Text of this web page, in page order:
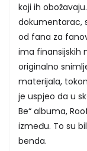
koji ih
dokumentarac,
od fana za
ima finansijskih
originalno
materijala,
je uspjeo da u
Be“ albuma,
između. To su
benda.